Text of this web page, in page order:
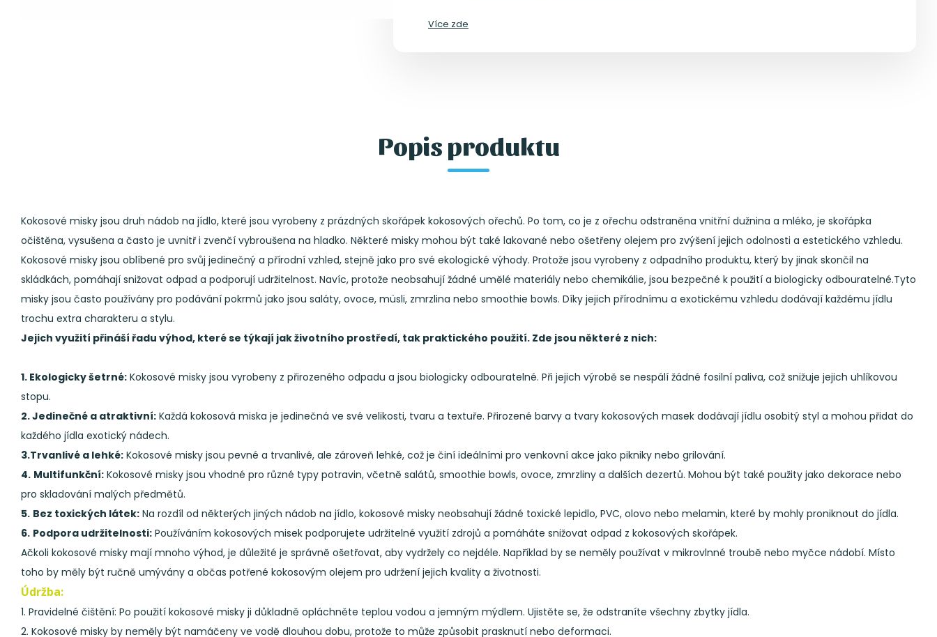
Více zde
Popis produktu
Kokosové misky jsou druh nádob na jídlo, které jsou vyrobeny z prázdných skořápek kokosových ořechů. Po tom, co je z ořechu odstraněna vnitřní dužnina a mléko, je skořápka
očištěna, vysušena a často je uvnitř i zvenčí vybroušena na hladko. Některé misky mohou být také lakované nebo ošetřeny olejem pro zvýšení jejich odolnosti a estetického vzhledu.
Kokosové misky jsou oblíbené pro svůj jedinečný a přírodní vzhled, stejně jako pro své ekologické výhody. Protože jsou vyrobeny z odpadního produktu, který by jinak skončil na
skládkách, pomáhají snižovat odpad a podporují udržitelnost. Navíc, protože neobsahují žádné umělé materiály nebo chemikálie, jsou bezpečné k použití a biologicky odbouratelné.Tyto
misky jsou často používány pro podávání pokrmů jako jsou saláty, ovoce, müsli, zmrzlina nebo smoothie bowls. Díky jejich přírodnímu a exotickému vzhledu dodávají každému jídlu
trochu extra charakteru a stylu.
Jejich využití přináší řadu výhod, které se týkají jak životního prostředí, tak praktického použití. Zde jsou některé z nich:
1. Ekologicky šetrné: Kokosové misky jsou vyrobeny z přirozeného odpadu a jsou biologicky odbouratelné. Při jejich výrobě se nespálí žádné fosilní paliva, což snižuje jejich uhlíkovou
stopu.
2. Jedinečné a atraktivní: Každá kokosová miska je jedinečná ve své velikosti, tvaru a textuře. Přirozené barvy a tvary kokosových masek dodávají jídlu osobitý styl a mohou přidat do
každého jídla exotický nádech.
3.Trvanlivé a lehké: Kokosové misky jsou pevné a trvanlivé, ale zároveň lehké, což je činí ideálními pro venkovní akce jako pikniky nebo grilování.
4. Multifunkční: Kokosové misky jsou vhodné pro různé typy potravin, včetně salátů, smoothie bowls, ovoce, zmrzliny a dalších dezertů. Mohou být také použity jako dekorace nebo
pro skladování malých předmětů.
5. Bez toxických látek: Na rozdíl od některých jiných nádob na jídlo, kokosové misky neobsahují žádné toxické lepidlo, PVC, olovo nebo melamin, které by mohly proniknout do jídla.
6. Podpora udržitelnosti: Používáním kokosových misek podporujete udržitelné využití zdrojů a pomáháte snižovat odpad z kokosových skořápek.
Ačkoli kokosové misky mají mnoho výhod, je důležité je správně ošetřovat, aby vydržely co nejdéle. Například by se neměly používat v mikrovlnné troubě nebo myčce nádobí. Místo
toho by měly být ručně umývány a občas potřené kokosovým olejem pro udržení jejich kvality a životnosti.
Údržba:
1. Pravidelné čištění: Po použití kokosové misky ji důkladně opláchněte teplou vodou a jemným mýdlem. Ujistěte se, že odstraníte všechny zbytky jídla.
2. Kokosové misky by neměly být namáčeny ve vodě dlouhou dobu, protože to může způsobit prasknutí nebo deformaci.